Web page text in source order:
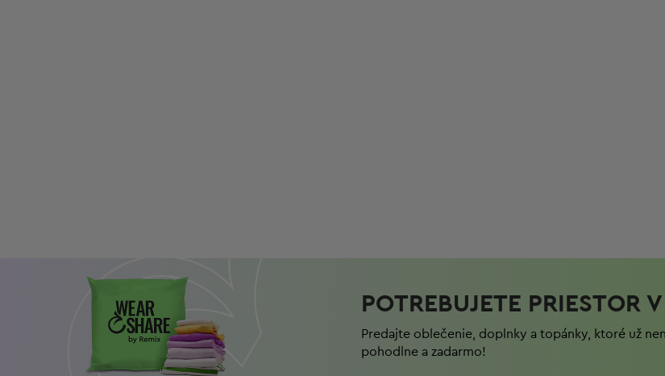
POTREBUJETE PRIESTOR
Predajte oblečenie, doplnky a topánky, ktoré už
pohodlnе a zadarmo!